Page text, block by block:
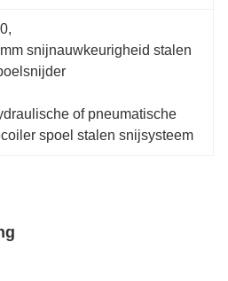
,
snijnauwkeurigheid stalen
of pneumatische
spoel stalen snijsysteem